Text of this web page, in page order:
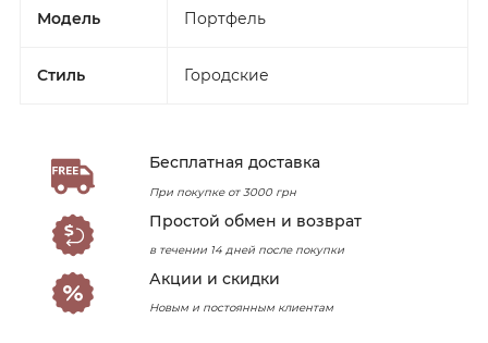
Модель Портфель
Стиль Городские
Бесплатная доставка
При покупке от 3000 грн
Простой обмен и возврат
в течении 14 дней после покупки
Акции и скидки
Новым и постоянным клиентам